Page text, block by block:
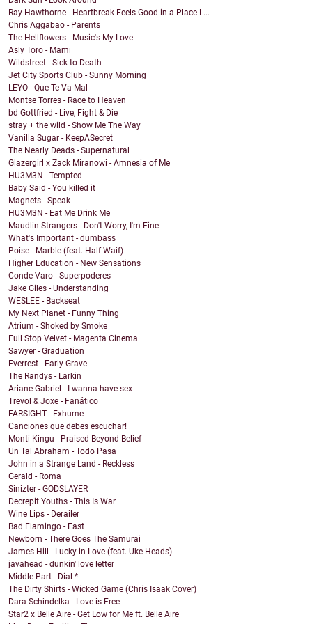
Ray Hawthorne - Heartbreak Feels Good in a Place L...
Chris Aggabao - Parents
The Hellflowers - Music's My Love
Asly Toro - Mami
Wildstreet - Sick to Death
Jet City Sports Club - Sunny Morning
LEYO - Que Te Va Mal
Montse Torres - Race to Heaven
bd Gottfried - Live, Fight & Die
stray + the wild - Show Me The Way
Vanilla Sugar - KeepASecret
The Nearly Deads - Supernatural
Glazergirl x Zack Miranowi - Amnesia of Me
HU3M3N - Tempted
Baby Said - You killed it
Magnets - Speak
HU3M3N - Eat Me Drink Me
Maudlin Strangers - Don't Worry, I'm Fine
What's Important - dumbass
Poise - Marble (feat. Half Waif)
Higher Education - New Sensations
Conde Varo - Superpoderes
Jake Giles - Understanding
WESLEE - Backseat
My Next Planet - Funny Thing
Atrium - Shoked by Smoke
Full Stop Velvet - Magenta Cinema
Sawyer - Graduation
Everrest - Early Grave
The Randys - Larkin
Ariane Gabriel - I wanna have sex
Trevol & Joxe - Fanático
FARSIGHT - Exhume
Canciones que debes escuchar!
Monti Kingu - Praised Beyond Belief
Un Tal Abraham - Todo Pasa
John in a Strange Land - Reckless
Gerald - Roma
Sinizter - GODSLAYER
Decrepit Youths - This Is War
Wine Lips - Derailer
Bad Flamingo - Fast
Newborn - There Goes The Samurai
James Hill - Lucky in Love (feat. Uke Heads)
javahead - dunkin' love letter
Middle Part - Dial *
The Dirty Shirts - Wicked Game (Chris Isaak Cover)
Dara Schindelka - Love is Free
Star2 x Belle Aire - Get Low for Me ft. Belle Aire